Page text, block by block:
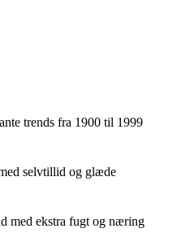
trends fra 1900 til 1999
selvtillid og glæde
med ekstra fugt og næring